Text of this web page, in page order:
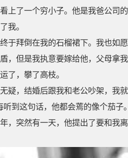
上了一个穷小子。他是我爸公司
我。
于拜倒在我的石榴裙下。我也如
，但是我执意要嫁给他，父母拿
了，攀了高枝。
疑，结婚后跟我和老公吵架，我
听到这句话，他都会蔫的像个茄子
，突然有一天，他提出了要和我